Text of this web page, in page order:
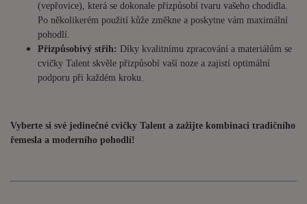
(vepřovice), která se dokonale přizpůsobí tvaru vašeho chodidla.
Po několikerém použití kůže změkne a poskytne vám maximální
pohodlí.
Přizpůsobivý střih: Díky kvalitnímu zpracování a materiálům se
cvičky Talent skvěle přizpůsobí vaší noze a zajistí optimální
podporu při každém kroku.
Vyberte si své jedinečné cvičky Talent a zažijte kombinaci tradičního
řemesla a moderního pohodlí!